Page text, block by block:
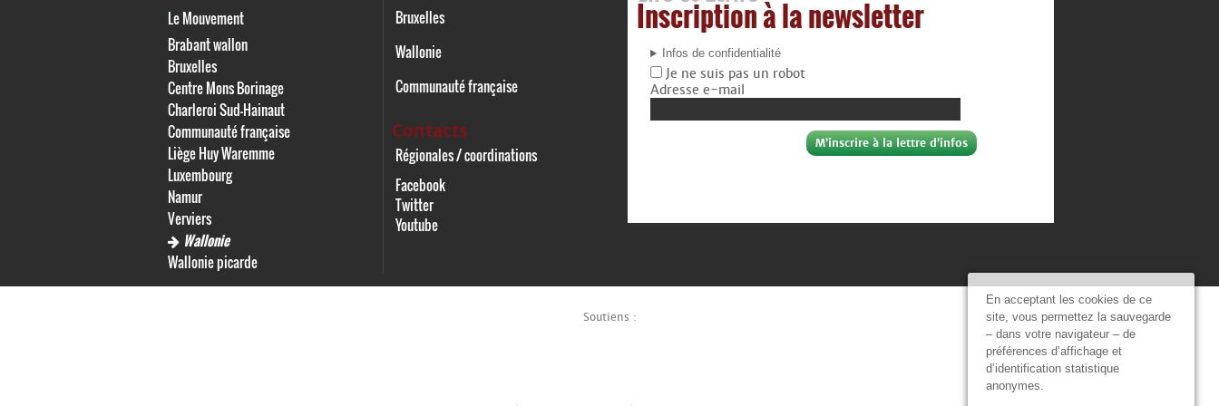
En acceptant les cookies de ce
site, vous permettez la sauvegarde
– dans votre navigateur – de
préférences d’affichage et
d’identification statistique
anonymes.
Le Mouvement
Brabant wallon
Bruxelles
Centre Mons Borinage
Charleroi Sud-Hainaut
Communauté française
Liège Huy Waremme
Luxembourg
Namur
Verviers
Wallonie
Wallonie picarde
Bruxelles
Wallonie
Communauté française
Contacts
Régionales / coordinations
Facebook
Twitter
Youtube
Inscription à la newsletter
Infos de confidentialité
Je ne suis pas un robot
Adresse e-mail
Soutiens :